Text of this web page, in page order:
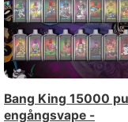
Bang King 15000
engångsvape -